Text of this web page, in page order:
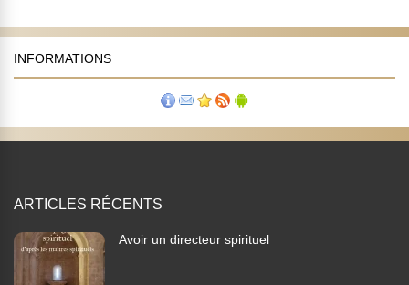
INFORMATIONS
ARTICLES RÉCENTS
Avoir un directeur spirituel